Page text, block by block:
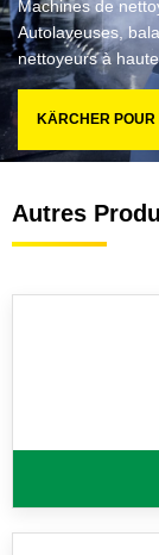
Machines de
Autolaveuses,
nettoyeurs à
KÄRCHER
Autres